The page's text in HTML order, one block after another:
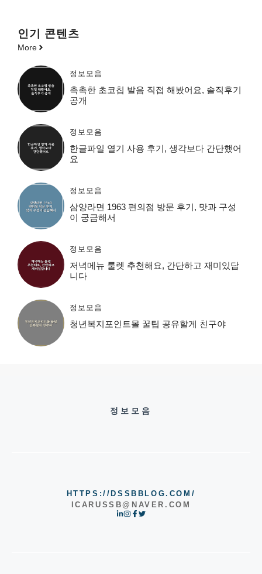
인기 콘텐츠
More
정보모음
촉촉한 초코칩 발음 직접 해봤어요, 솔직후기
공개
정보모음
한글파일 열기 사용 후기, 생각보다 간단했어
요
정보모음
삼양라면 1963 편의점 방문 후기, 맛과 구성
이 궁금해서
정보모음
저녁메뉴 룰렛 추천해요, 간단하고 재미있답
니다
정보모음
청년복지포인트몰 꿀팁 공유할게 친구야
정보모음
HTTPS://DSSBBLOG.COM/
ICARUSSB@NAVER.COM